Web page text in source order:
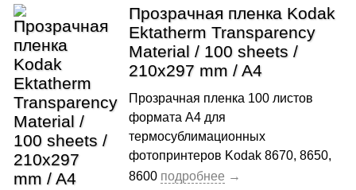
Прозрачная пленка Kodak
Ektatherm Transparency
Material / 100 sheets /
210x297 mm / A4
Прозрачная пленка 100 листов
формата A4 для
термосублимационных
фотопринтеров Kodak 8670, 8650,
8600